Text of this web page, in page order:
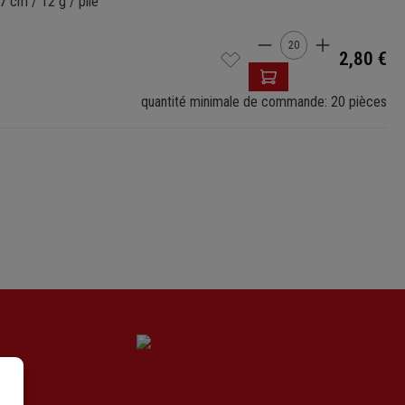
Quantité de
2,80 €
quantité minimale de commande: 20 pièces